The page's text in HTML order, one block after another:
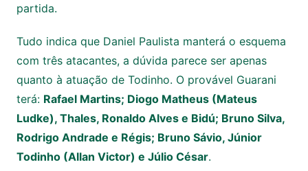
partida.
Tudo indica que Daniel Paulista manterá o esquema
com três atacantes, a dúvida parece ser apenas
quanto à atuação de Todinho. O provável Guarani
terá: Rafael Martins; Diogo Matheus (Mateus
Ludke), Thales, Ronaldo Alves e Bidú; Bruno Silva,
Rodrigo Andrade e Régis; Bruno Sávio, Júnior
Todinho (Allan Victor) e Júlio César.